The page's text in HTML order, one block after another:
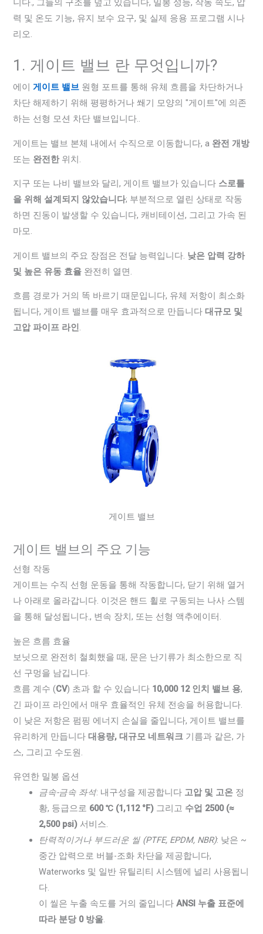
니다., 그들의 구조를 덮고 있습니다, 밀봉 성능, 작동 속도, 압
력 및 온도 기능, 유지 보수 요구, 및 실제 응용 프로그램 시나
리오.
1. 게이트 밸브 란 무엇입니까?
에이게이트 밸브 원형 포트를 통해 유체 흐름을 차단하거나
차단 해제하기 위해 평평하거나 쐐기 모양의 "게이트"에 의존
하는 선형 모션 차단 밸브입니다..
게이트는 밸브 본체 내에서 수직으로 이동합니다, a 완전 개방
또는 완전한위치.
지구 또는 나비 밸브와 달리, 게이트 밸브가 있습니다 스로틀
을 위해 설계되지 않았습니다; 부분적으로 열린 상태로 작동
하면 진동이 발생할 수 있습니다, 캐비테이션, 그리고 가속 된
마모.
게이트 밸브의 주요 장점은 전달 능력입니다. 낮은 압력 강하
및 높은 유동 효율 완전히 열면.
흐름 경로가 거의 똑 바르기 때문입니다, 유체 저항이 최소화
됩니다, 게이트 밸브를 매우 효과적으로 만듭니다대규모 및
고압 파이프 라인.
게이트 밸브
게이트 밸브의 주요 기능
선형 작동
게이트는 수직 선형 운동을 통해 작동합니다, 닫기 위해 열거
나 아래로 올라갑니다. 이것은 핸드 휠로 구동되는 나사 스템
을 통해 달성됩니다., 변속 장치, 또는 선형 액추에이터.
높은 흐름 효율
보닛으로 완전히 철회했을 때, 문은 난기류가 최소한으로 직
선 구멍을 남깁니다.
흐름 계수 (CV) 초과 할 수 있습니다 10,000 12 인치 밸브 용,
긴 파이프 라인에서 매우 효율적인 유체 전송을 허용합니다.
이 낮은 저항은 펌핑 에너지 손실을 줄입니다, 게이트 밸브를
유리하게 만듭니다대용량, 대규모 네트워크 기름과 같은, 가
스, 그리고 수도원.
유연한 밀봉 옵션
금속-금속 좌석: 내구성을 제공합니다 고압 및 고온 정
황, 등급으로 600 ℃ (1,112 °F) 그리고 수업 2500 (≈
2,500 psi) 서비스.
탄력적이거나 부드러운 씰 (PTFE, EPDM, NBR): 낮은 ~
중간 압력으로 버블-조화 차단을 제공합니다,
Waterworks 및 일반 유틸리티 시스템에 널리 사용됩니
다.
이 씰은 누출 속도를 거의 줄입니다ANSI 누출 표준에
따라 분당 0 방울.